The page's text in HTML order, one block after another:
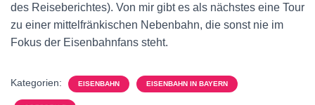
des Reiseberichtes). Von mir gibt es als nächstes eine Tour
zu einer mittelfränkischen Nebenbahn, die sonst nie im
Fokus der Eisenbahnfans steht.
Kategorien: EISENBAHN EISENBAHN IN BAYERN